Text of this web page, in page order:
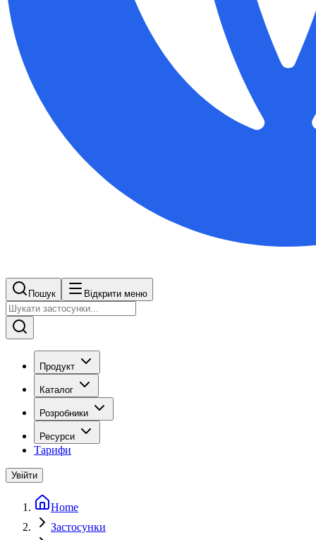
Пошук Відкрити меню
Продукт
Каталог
Розробники
Ресурси
Тарифи
Увійти
Home
Застосунки